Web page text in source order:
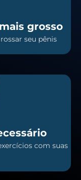
grosso
seu pênis
com suas